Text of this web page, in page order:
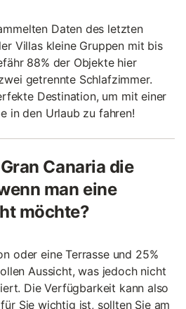
Daten des letzten
Villas kleine Gruppen mit bis
88% der Objekte hier
getrennte Schlafzimmer.
Destination, um mit einer
in den Urlaub zu fahren!
Canaria die
man eine
möchte?
oder eine Terrasse und 25%
Aussicht, was jedoch nicht
Die Verfügbarkeit kann also
Sie wichtig ist, sollten Sie am